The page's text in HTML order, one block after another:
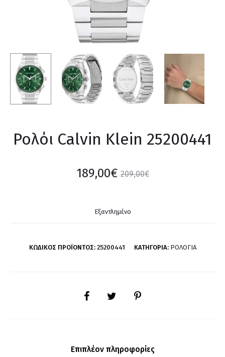
Ρολόι Calvin Klein 25200441
209,00€
189,00€
Εξαντλημένο
ΚΩΔΙΚΌΣ ΠΡΟΪΌΝΤΟΣ: 25200441 ΚΑΤΗΓΟΡΊΑ: ΡΟΛΌΓΙΑ
SHARE
Επιπλέον πληροφορίες